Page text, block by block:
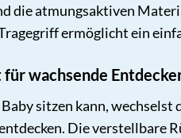
die atmungsaktiven
ermöglicht ein
wachsende
sitzen kann,
Die verstellbare